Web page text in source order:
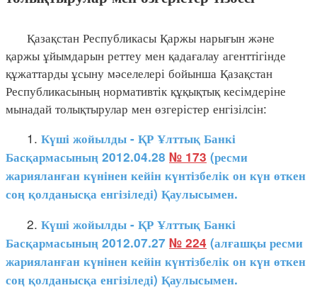
Қазақстан Республикасы Қаржы нарығын және
қаржы ұйымдарын реттеу мен қадағалау агенттігінде
құжаттарды ұсыну мәселелері бойынша Қазақстан
Республикасының нормативтік құқықтық кесімдеріне
мынадай толықтырулар мен өзгерістер енгізілсін:
1. Күші жойылды - ҚР Ұлттық Банкі
Басқармасының 2012.04.28 № 173 (ресми
жарияланған күнінен кейін күнтізбелік он күн өткен
соң қолданысқа енгізіледі) Қаулысымен.
2. Күші жойылды - ҚР Ұлттық Банкі
Басқармасының 2012.07.27 № 224 (алғашқы ресми
жарияланған күнінен кейін күнтізбелік он күн өткен
соң қолданысқа енгізіледі) Қаулысымен.